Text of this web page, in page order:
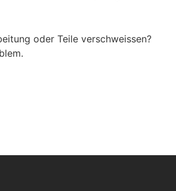
oder Teile verschweissen?